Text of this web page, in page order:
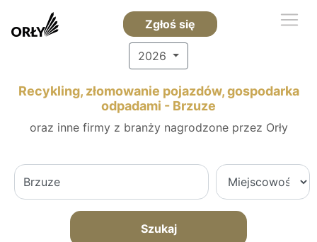
Zgłoś się
2026
Recykling, złomowanie pojazdów, gospodarka
odpadami - Brzuze
oraz inne firmy z branży nagrodzone przez Orły
Szukaj